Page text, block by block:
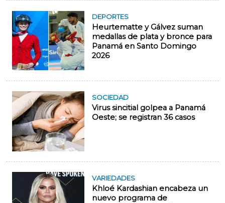
DEPORTES
Heurtematte y Gálvez suman
medallas de plata y bronce para
Panamá en Santo Domingo
2026
SOCIEDAD
Virus sincitial golpea a Panamá
Oeste; se registran 36 casos
VARIEDADES
Khloé Kardashian encabeza un
nuevo programa de